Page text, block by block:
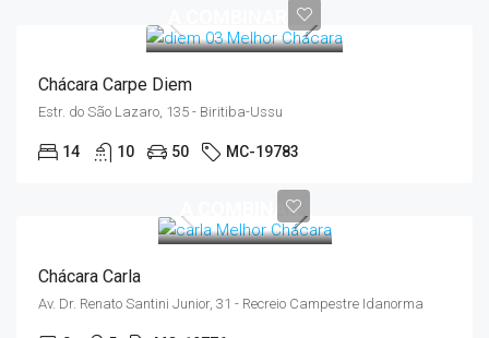
Chácara Carpe Diem
Estr. do São Lazaro, 135 - Biritiba-Ussu
14 10 50 MC-19783
A COMBINAR
Chácara Carla
Av. Dr. Renato Santini Junior, 31 - Recreio Campestre Idanorma